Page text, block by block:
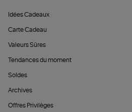
Idées Cadeaux
Carte Cadeau
Valeurs Sûres
Tendances du moment
Soldes
Archives
Offres Privilèges